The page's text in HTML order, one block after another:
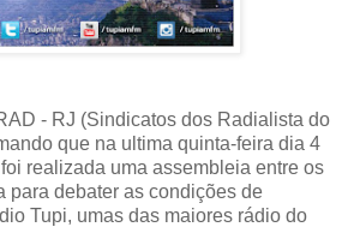
- RJ (Sindicatos dos Radialista do
que na ultima quinta-feira dia 4
realizada uma assembleia entre os
para debater as condições de
Tupi, umas das maiores rádio do